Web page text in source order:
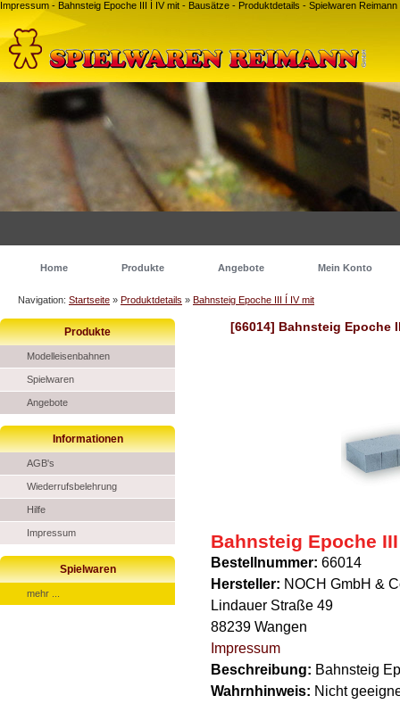
Impressum - Bahnsteig Epoche III Í IV mit - Bausätze - Produktdetails - Spielwaren
Home Produkte Angebote Mein Konto
Navigation: Startseite » Produktdetails » Bahnsteig Epoche III Í IV mit
Produkte
Modelleisenbahnen
Spielwaren
Angebote
Informationen
AGB's
Wiederrufsbelehrung
Hilfe
Impressum
Spielwaren
mehr ...
[66014] Bahnsteig Epoche
Bahnsteig Epoche
Bestellnummer: 66014
Hersteller: NOCH GmbH &
Lindauer Straße 49
88239 Wangen
Impressum
Beschreibung: Bahnsteig
Wahrnhinweis: Nicht